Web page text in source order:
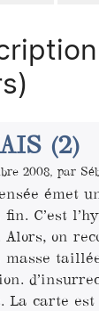
(2)
2008, par
émet
fin. C’est
Alors, on
La carte